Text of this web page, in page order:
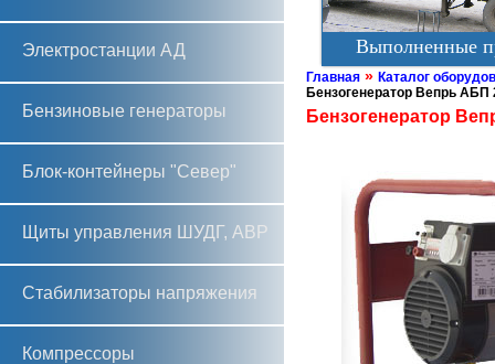
Электростанции АД
Бензиновые генераторы
Блок-контейнеры "Север"
Щиты управления ШУДГ, АВР
Стабилизаторы напряжения
Компрессоры
Выполненные
Главная » Каталог
Бензогенератор Вепрь АБП
Бензогенератор